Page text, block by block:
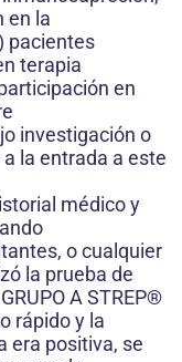
en la
pacientes
terapia
en
investigación o
la entrada a este
médico y
o cualquier
la prueba de
A STREP®
rápido y la
era positiva, se